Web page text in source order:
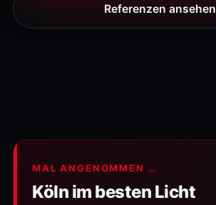
Referenzen ansehen
MAL ANGENOMMEN …
Köln im besten Licht